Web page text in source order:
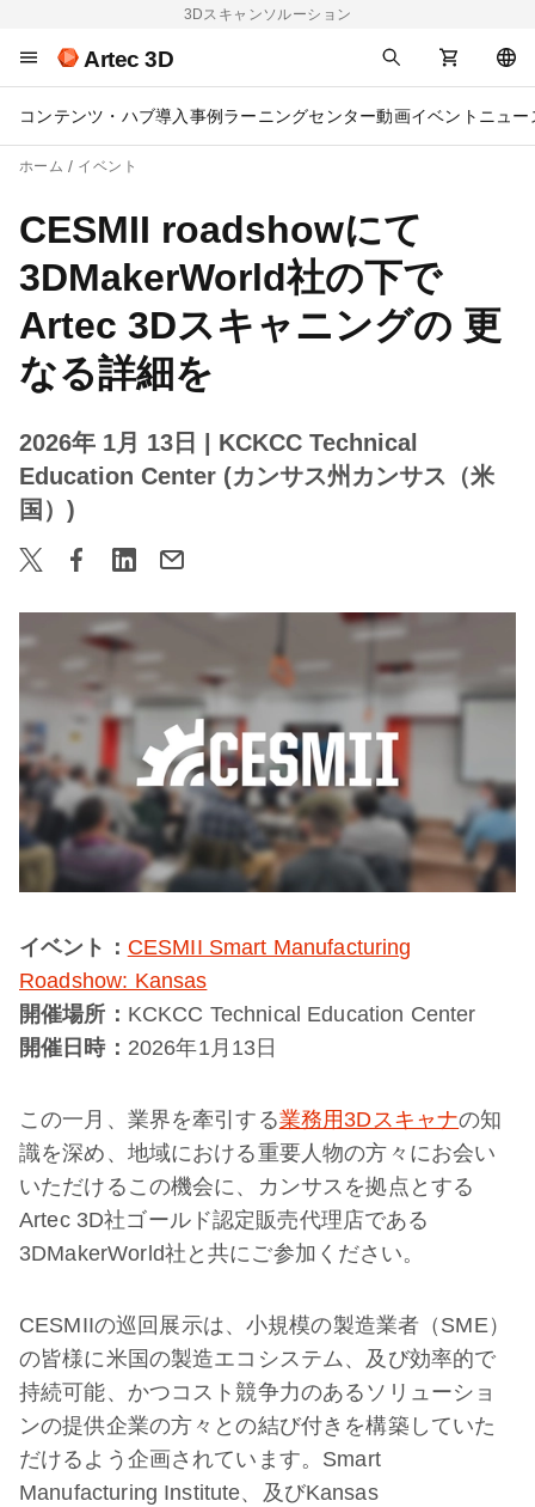
3Dスキャンソルーション
Artec 3D
コンテンツ・ハブ導入事例 ラーニングセンター動画イベント ニュー
ホーム イベント
CESMII roadshowにて
3DMakerWorld社の下で
Artec 3Dスキャニングの 更
なる詳細を
2026年 1月 13日
| KCKCC Technical
Education Center (カンサス州カンサス（米
国）)
イベント： CESMII Smart Manufacturing
Roadshow: Kansas
開催場所： KCKCC Technical Education Center
開催日時： 2026年1月13日
この一月、業界を牽引する業務用3Dスキャナの知
識を深め、地域における重要人物の方々にお会い
いただけるこの機会に、カンサスを拠点とする
Artec 3D社ゴールド認定販売代理店である
3DMakerWorld社と共にご参加ください。
CESMIIの巡回展示は、小規模の製造業者（SME）
の皆様に米国の製造エコシステム、及び効率的で
持続可能、かつコスト競争力のあるソリューショ
ンの提供企業の方々との結び付きを構築していた
だけるよう企画されています。Smart
Manufacturing Institute、及びKansas